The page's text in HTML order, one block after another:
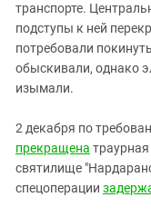
транспорте.
подступы к ней
потребовали
обыскивали, однако
изымали.
2 декабря по
прекращена
святилище
спецоперации